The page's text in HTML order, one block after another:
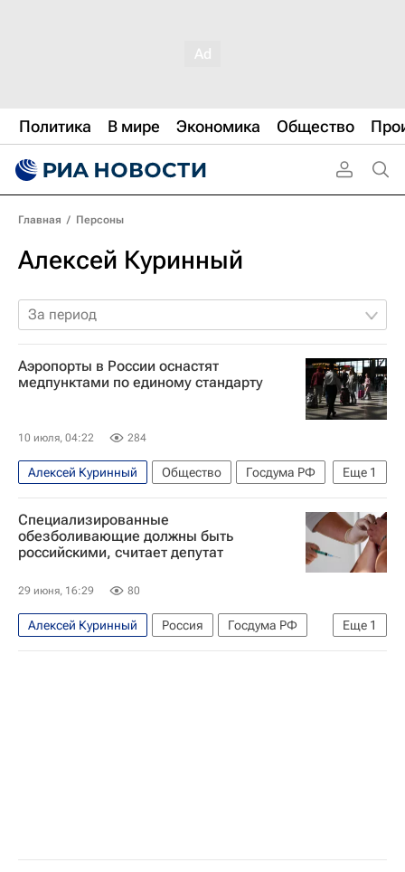
Политика В мире Экономика Общество
Главная / Персоны
Алексей Куринный
За период
Аэропорты в России оснастят
медпунктами по единому стандарту
10 июля, 04:22 284
Еще 1
Алексей Куринный Общество
Госдума РФ
Россия
Специализированные
обезболивающие должны быть
российскими, считает депутат
29 июня, 16:29 80
Еще 1
Алексей Куринный Россия
Госдума РФ
Общество